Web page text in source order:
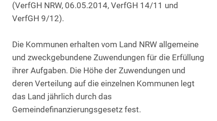
(VerfGH NRW, 06.05.2014, VerfGH 14/11 und
VerfGH 9/12).
Die Kommunen erhalten vom Land NRW allgemeine
und zweckgebundene Zuwendungen für die Erfüllung
ihrer Aufgaben. Die Höhe der Zuwendungen und
deren Verteilung auf die einzelnen Kommunen legt
das Land jährlich durch das
Gemeindefinanzierungsgesetz fest.